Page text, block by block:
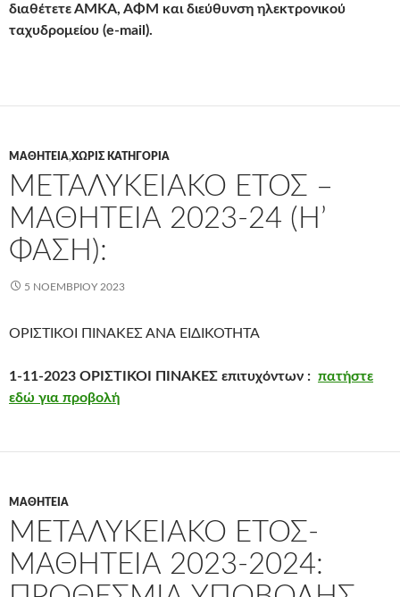
διαθέτετε ΑΜΚΑ, ΑΦΜ και διεύθυνση ηλεκτρονικού
ταχυδρομείου (e-mail).
ΜΑΘΗΤΕΊΑ,ΧΩΡΊΣ ΚΑΤΗΓΟΡΊΑ
ΜΕΤΑΛΥΚΕΙΑΚΟ ΕΤΟΣ –
ΜΑΘΗΤΕΙΑ 2023-24 (Η’
ΦΆΣΗ):
5 ΝΟΕΜΒΡΊΟΥ 2023
ΟΡΙΣΤΙΚΟΙ ΠΙΝΑΚΕΣ ΑΝΑ ΕΙΔΙΚΟΤΗΤΑ
1-11-2023 ΟΡΙΣΤΙΚΟΙ ΠΙΝΑΚΕΣ επιτυχόντων : πατήστε
εδώ για προβολή
ΜΑΘΗΤΕΊΑ
ΜΕΤΑΛΥΚΕΙΑΚΟ ΕΤΟΣ-
ΜΑΘΗΤΕΙΑ 2023-2024: